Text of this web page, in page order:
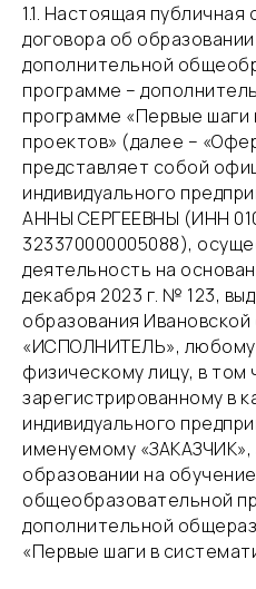
​1.1. Настоящая
договора об
дополнительной
программе –
программе «Первые шаги
проектов» (далее –
представляет собой
индивидуального
АННЫ СЕРГЕЕВНЫ (ИНН
323370000005088),
деятельность на
декабря 2023 г. № 123,
образования
«ИСПОЛНИТЕЛЬ», любому
физическому лицу, в том
зарегистрированному в
индивидуального
именуемому
образовании на
общеобразовательной
дополнительной
«Первые шаги в